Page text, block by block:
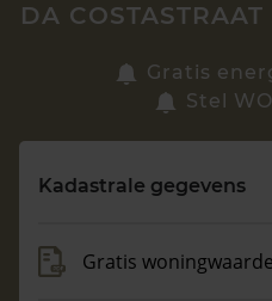
Zoek een woning
Maandag t/m vrijdag -
DA
Gratis
Stel
Kadastrale gegevens
Gratis